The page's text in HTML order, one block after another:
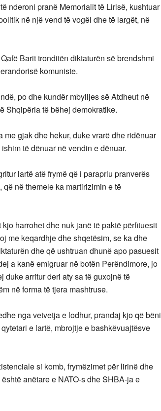
nderoni pranë Memorialit të Lirisë, kushtuar
në një vend të vogël dhe të largët, në
Barit tronditën diktaturën së brendshmi
komuniste.
po dhe kundër mbylljes së Atdheut në
Shqipëria të bëhej demokratike.
gjak dhe hekur, duke vrarë dhe ridënuar
të dënuar në vendin e dënuar.
lartë atë frymë që i parapriu pranverës
në themele ka martirizimin e të
harrohet dhe nuk janë të paktë përfituesit
me keqardhje dhe shqetësim, se ka dhe
dhe që ushtruan dhunë apo pasuesit
a kanë emigruar në botën Perëndimore, jo
duke arritur deri aty sa të guxojnë të
në forma të tjera mashtruse.
nga vetvetja e lodhur, prandaj kjo që bëni
e lartë, mbrojtje e bashkëvuajtësve
si komb, frymëzimet për lirinë dhe
anëtare e NATO-s dhe SHBA-ja e